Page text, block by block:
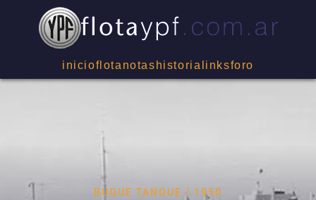
inicioflota notas historia linksforo
BUQUE TANQUE / 1950